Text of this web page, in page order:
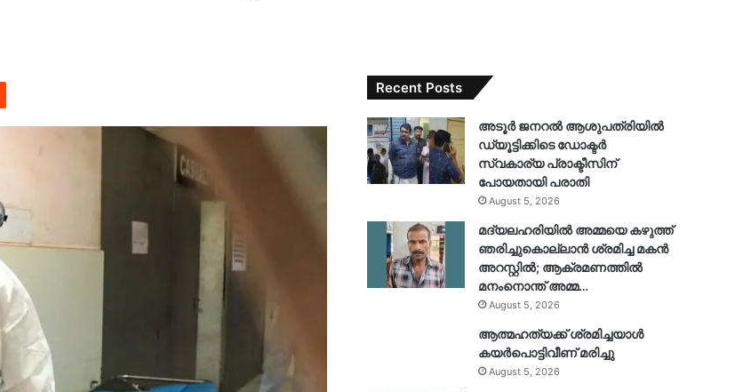
Recent Posts
അടൂർ ജനറൽ ആശുപത്രിയിൽ
ഡ്യൂട്ടിക്കിടെ ഡോക്ടർ
സ്വകാര്യ പ്രാക്ടീസിന്
പോയതായി പരാതി
August 5, 2026
മദ്യലഹരിയിൽ അമ്മയെ കഴുത്ത്
ഞരിച്ചുകൊല്ലാൻ‌ ശ്രമിച്ച മകൻ
അറസ്റ്റിൽ; ആക്രമണത്തിൽ
മനംനൊന്ത് അമ്മ…
August 5, 2026
ആത്മഹത്യക്ക് ശ്രമിച്ചയാൾ
കയർപൊട്ടിവീണ് മരിച്ചു
August 5, 2026